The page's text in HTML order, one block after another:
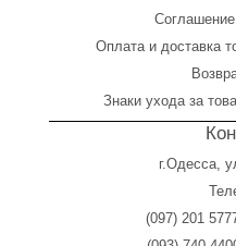
Оплата и доставка
Знаки ухода за
г.Одесса,
(097) 201